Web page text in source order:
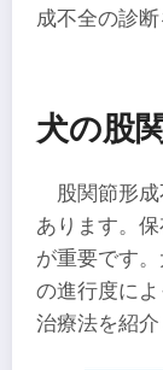
成不全の診断
犬の股
股関節形
あります。
が重要です
の進行度に
治療法を紹介